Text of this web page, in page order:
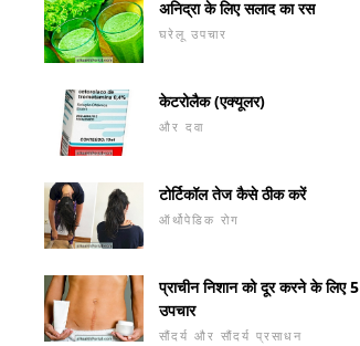
अनिद्रा के लिए सलाद का रस
घरेलू उपचार
केटरोलैक (एक्यूलर)
और दवा
टोर्टिकॉल तेज कैसे ठीक करें
ऑर्थोपेडिक रोग
प्राचीन निशान को दूर करने के लिए 5
उपचार
सौंदर्य और सौंदर्य प्रसाधन